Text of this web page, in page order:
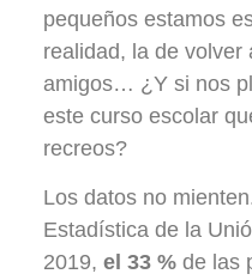
pequeños estamos
realidad, la de volver
amigos… ¿Y si nos
este curso escolar
recreos?
Los datos no
Estadística de la
2019, el 33 %de las